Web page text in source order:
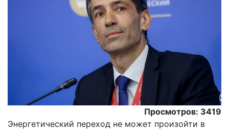
Просмотров: 3419
Энергетический переход не может произойти в